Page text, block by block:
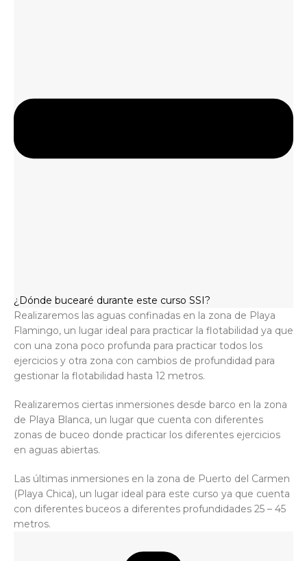
¿Dónde bucearé durante este curso SSI?
Realizaremos las aguas confinadas en la zona de Playa
Flamingo, un lugar ideal para practicar la flotabilidad ya que
con una zona poco profunda para practicar todos los
ejercicios y otra zona con cambios de profundidad para
gestionar la flotabilidad hasta 12 metros.
Realizaremos ciertas inmersiones desde barco en la zona
de Playa Blanca, un lugar que cuenta con diferentes
zonas de buceo donde practicar los diferentes ejercicios
en aguas abiertas.
Las últimas inmersiones en la zona de Puerto del Carmen
(Playa Chica), un lugar ideal para este curso ya que cuenta
con diferentes buceos a diferentes profundidades 25 – 45
metros.